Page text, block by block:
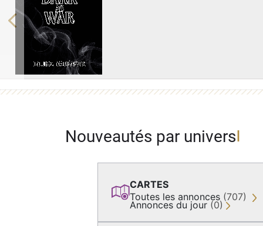
Previous
Nouveautés par univers
CARTES
Toutes les annonces (707)
Annonces du jour (0)